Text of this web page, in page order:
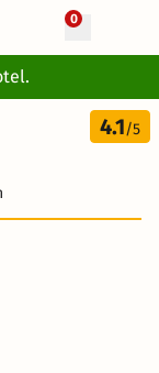
0
2 Tage
50 €
4.1/5